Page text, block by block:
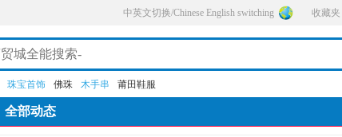
中英文切换/Chinese English switching 收藏夹
珠宝首饰 佛珠 木手串 莆田鞋服
全部动态